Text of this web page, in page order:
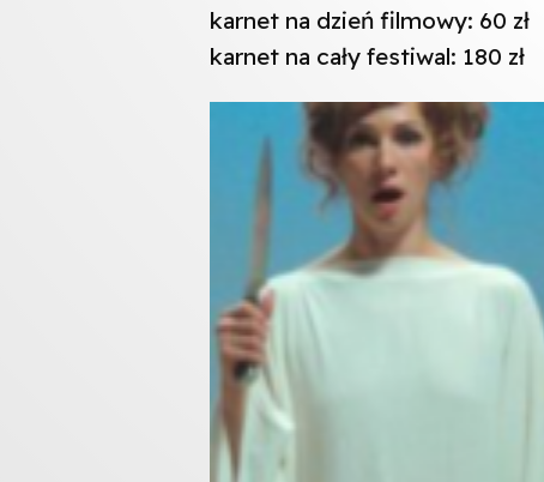
karnet na dzień filmowy: 60 zł
karnet na cały festiwal: 180 zł